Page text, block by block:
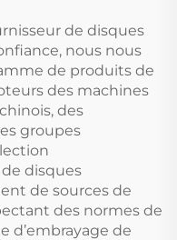
de disques
nous nous
de produits de
des machines
des
groupes
disques
de sources de
des normes de
d’embrayage de